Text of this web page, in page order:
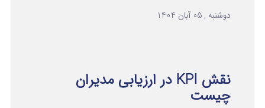
دوشنبه , 05 آبان 1404
نقش KPI در ارزیابی مدیران
چیست